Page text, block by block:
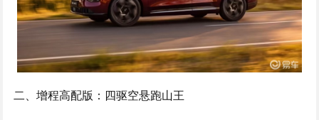
二、增程高配版：四驱空悬跑山王